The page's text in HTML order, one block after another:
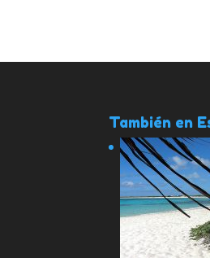
También en